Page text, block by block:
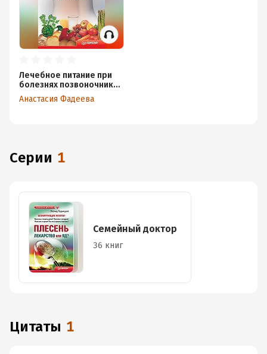
Лечебное питание при
болезнях позвоночника
и суставов
Анастасия Фадеева
Серии 1
Семейный доктор
36 книг
Цитаты 1